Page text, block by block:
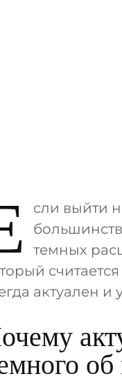
сли выйти
темных
актуален
об